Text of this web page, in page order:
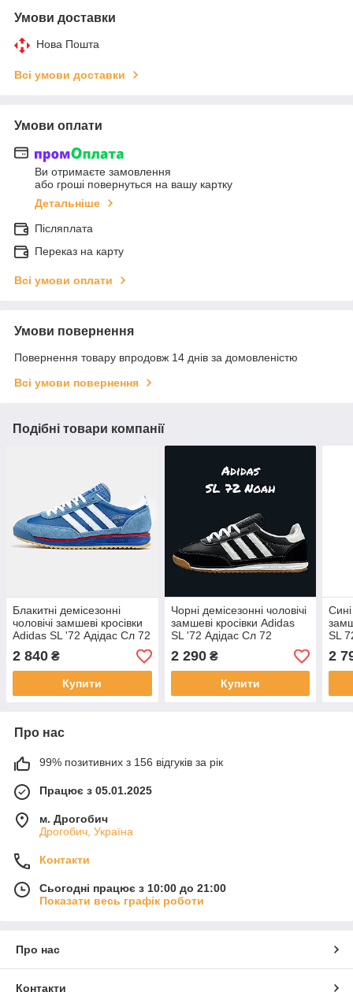
Умови доставки
Нова Пошта
Всі умови доставки
Умови оплати
Ви отримаєте замовлення
або гроші повернуться на вашу картку
Детальніше
Післяплата
Переказ на карту
Всі умови оплати
Умови повернення
Повернення товару впродовж 14 днів за домовленістю
Всі умови повернення
Подібні товари компанії
Блакитні демісезонні
чоловічі замшеві кросівки
Adidas SL '72 Адідас Сл 72
/ сині стильні повсякденні
2 840 ₴
Купити
Чорні демісезонні чоловічі
замшеві кросівки Adidas
SL '72 Адідас Сл 72
2 290₴
Купити
Сині
SL
Сл
2
Про нас
99% позитивних з 156 відгуків за рік
Працює з 05.01.2025
м. Дрогобич
Дрогобич, Україна
Контакти
Сьогодні працює з 10:00 до 21:00
Показати весь графік роботи
Про нас
Контакти